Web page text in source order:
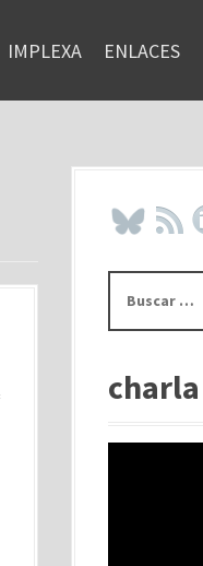
IMPLEXA ENLACES
s
rcharla